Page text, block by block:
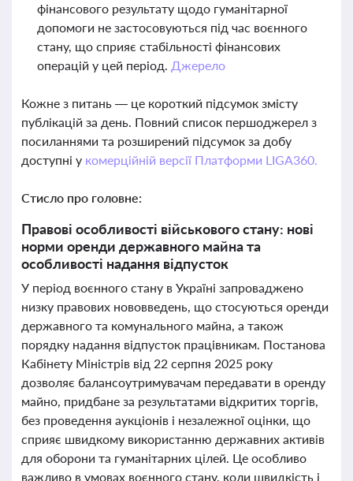
фінансового результату щодо гуманітарної
допомоги не застосовуються під час воєнного
стану, що сприяє стабільності фінансових
операцій у цей період. Джерело
Кожне з питань — це короткий підсумок змісту
публікацій за день. Повний список першоджерел з
посиланнями та розширений підсумок за добу
доступні у комерційній версії Платформи LIGA360.
Стисло про головне:
Правові особливості військового стану: нові
норми оренди державного майна та
особливості надання відпусток
У період воєнного стану в Україні запроваджено
низку правових нововведень, що стосуються оренди
державного та комунального майна, а також
порядку надання відпусток працівникам. Постанова
Кабінету Міністрів від 22 серпня 2025 року
дозволяє балансоутримувачам передавати в оренду
майно, придбане за результатами відкритих торгів,
без проведення аукціонів і незалежної оцінки, що
сприяє швидкому використанню державних активів
для оборони та гуманітарних цілей. Це особливо
важливо в умовах воєнного стану, коли швидкість і